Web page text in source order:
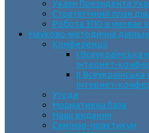
Укази Президента
Стратегічний план
Робота ЗПО в умовах
Науково-методична
Конференції
І
інтернет-
ІІ
інтернет-
Угоди
Нормативна база
Наші видання
Семінар-практикум